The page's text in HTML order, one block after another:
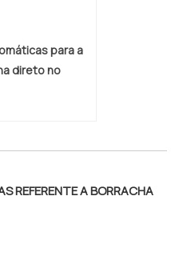
e
a uma
proativos e
na
para a
direto no
REFERENTE A BORRACHA